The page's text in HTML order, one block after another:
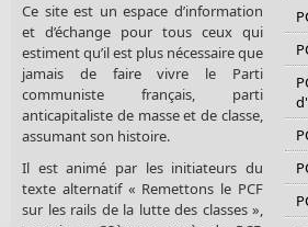
Ce site est un espace d’information
et d’échange pour tous ceux qui
estiment qu’il est plus nécessaire que
jamais de faire vivre le Parti
communiste français, parti
anticapitaliste de masse et de classe,
assumant son histoire.
Il est animé par les initiateurs du
texte alternatif « Remettons le PCF
sur les rails de la lutte des classes »,